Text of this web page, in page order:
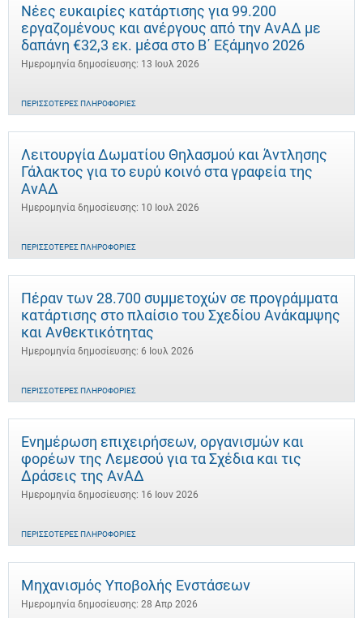
Νέες ευκαιρίες κατάρτισης για 99.200
εργαζομένους και ανέργους από την ΑνΑΔ με
δαπάνη €32,3 εκ. μέσα στο Β΄ Εξάμηνο 2026
Ημερομηνία δημοσίευσης: 13 Ιουλ 2026
ΠΕΡΙΣΣΌΤΕΡΕΣ ΠΛΗΡΟΦΟΡΊΕΣ
Λειτουργία Δωματίου Θηλασμού και Άντλησης
Γάλακτος για το ευρύ κοινό στα γραφεία της
ΑνΑΔ
Ημερομηνία δημοσίευσης: 10 Ιουλ 2026
ΠΕΡΙΣΣΌΤΕΡΕΣ ΠΛΗΡΟΦΟΡΊΕΣ
Πέραν των 28.700 συμμετοχών σε προγράμματα
κατάρτισης στο πλαίσιο του Σχεδίου Ανάκαμψης
και Ανθεκτικότητας
Ημερομηνία δημοσίευσης: 6 Ιουλ 2026
ΠΕΡΙΣΣΌΤΕΡΕΣ ΠΛΗΡΟΦΟΡΊΕΣ
Ενημέρωση επιχειρήσεων, οργανισμών και
φορέων της Λεμεσού για τα Σχέδια και τις
Δράσεις της ΑνΑΔ
Ημερομηνία δημοσίευσης: 16 Ιουν 2026
ΠΕΡΙΣΣΌΤΕΡΕΣ ΠΛΗΡΟΦΟΡΊΕΣ
Μηχανισμός Υποβολής Ενστάσεων
Ημερομηνία δημοσίευσης: 28 Απρ 2026